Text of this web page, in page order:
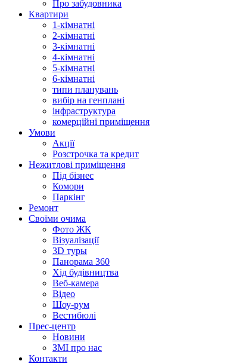
Про забудовника
Квартири
1-кімнатні
2-кімнатні
3-кімнатні
4-кімнатні
5-кімнатні
6-кімнатні
типи планувань
вибір на генплані
інфраструктура
комерційні приміщення
Умови
Акції
Розстрочка та кредит
Нежитлові приміщення
Під бізнес
Комори
Паркінг
Ремонт
Своїми очима
Фото ЖК
Візуалізації
3D туры
Панорама 360
Хід будівництва
Веб-камера
Відео
Шоу-рум
Вестибюлі
Прес-центр
Новини
ЗМІ про нас
Контакти